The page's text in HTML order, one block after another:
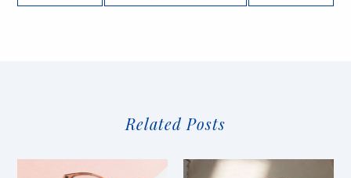
Related Posts